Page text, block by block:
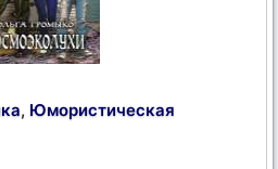
, Юмористическая